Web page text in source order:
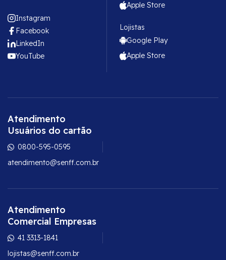
Apple Store
Lojistas
Google Play
Apple Store
Instagram
Facebook
LinkedIn
YouTube
Atendimento
Usuários do cartão
0800-595-0595
atendimento@senff.com.br
Atendimento
Comercial Empresas
41 3313-1841
lojistas@senff.com.br